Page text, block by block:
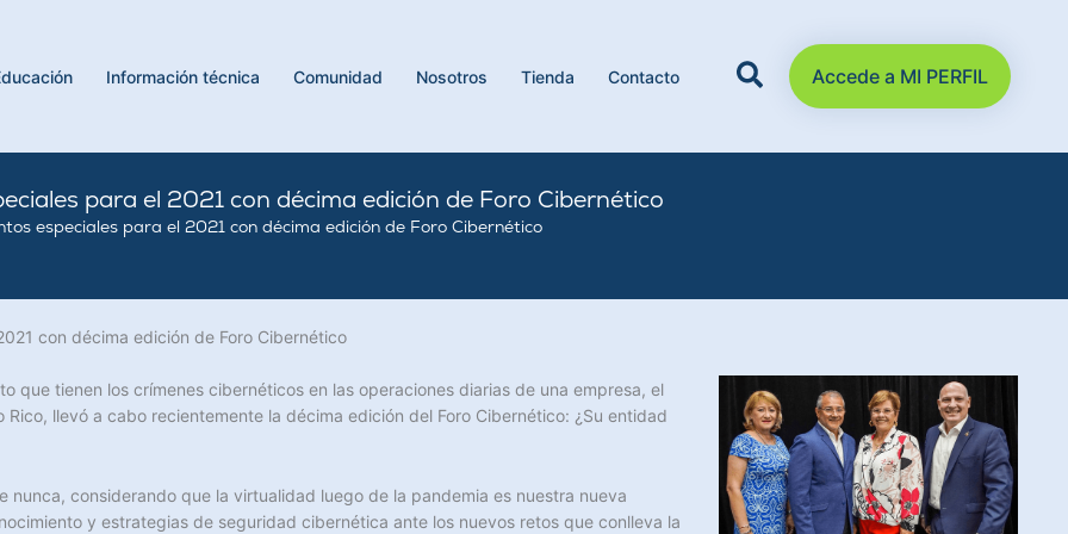
Información técnica Comunidad Nosotros Tienda Contacto Accede a MI PERFIL
para el 2021 con décima edición de Foro Cibernético
especiales para el 2021 con décima edición de Foro Cibernético
con décima edición de Foro Cibernético
que tienen los crímenes cibernéticos en las operaciones diarias de una empresa, el
llevó a cabo recientemente la décima edición del Foro Cibernético: ¿Su entidad
nunca, considerando que la virtualidad luego de la pandemia es nuestra nueva
y estrategias de seguridad cibernética ante los nuevos retos que conlleva la